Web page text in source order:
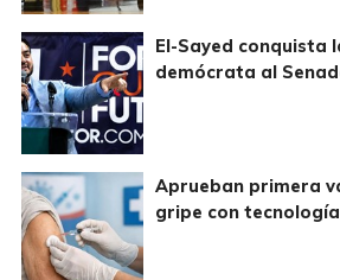
El-Sayed conquista
demócrata al
Aprueban primera
gripe con